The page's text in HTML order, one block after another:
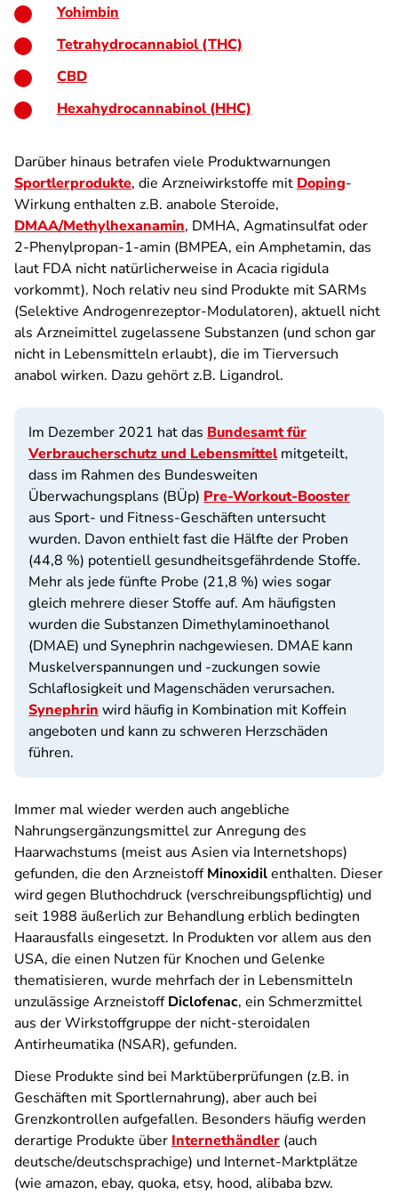
Yohimbin
Tetrahydrocannabiol (THC)
CBD
Hexahydrocannabinol (HHC)
Darüber hinaus betrafen viele Produktwarnungen
Sportlerprodukte, die Arzneiwirkstoffe mit Doping-
Wirkung enthalten z.B. anabole Steroide,
DMAA/Methylhexanamin, DMHA, Agmatinsulfat oder
2-Phenylpropan-1-amin (BMPEA, ein Amphetamin, das
laut FDA nicht natürlicherweise in Acacia rigidula
vorkommt). Noch relativ neu sind Produkte mit SARMs
(Selektive Androgenrezeptor-Modulatoren), aktuell nicht
als Arzneimittel zugelassene Substanzen (und schon gar
nicht in Lebensmitteln erlaubt), die im Tierversuch
anabol wirken. Dazu gehört z.B. Ligandrol.
Im Dezember 2021 hat das Bundesamt für
Verbraucherschutz und Lebensmittelmitgeteilt,
dass im Rahmen des Bundesweiten
Überwachungsplans (BÜp) Pre-Workout-Booster
aus Sport- und Fitness-Geschäften untersucht
wurden. Davon enthielt fast die Hälfte der Proben
(44,8 %) potentiell gesundheitsgefährdende Stoffe.
Mehr als jede fünfte Probe (21,8 %) wies sogar
gleich mehrere dieser Stoffe auf. Am häufigsten
wurden die Substanzen Dimethylaminoethanol
(DMAE) und Synephrin nachgewiesen. DMAE kann
Muskelverspannungen und ‑zuckungen sowie
Schlaflosigkeit und Magenschäden verursachen.
Synephrin wird häufig in Kombination mit Koffein
angeboten und kann zu schweren Herzschäden
führen.
Immer mal wieder werden auch angebliche
Nahrungsergänzungsmittel zur Anregung des
Haarwachstums (meist aus Asien via Internetshops)
gefunden, die den ArzneistoffMinoxidilenthalten. Dieser
wird gegen Bluthochdruck (verschreibungspflichtig) und
seit 1988 äußerlich zur Behandlung erblich bedingten
Haarausfalls eingesetzt. In Produkten vor allem aus den
USA, die einen Nutzen für Knochen und Gelenke
thematisieren, wurde mehrfach der in Lebensmitteln
unzulässige ArzneistoffDiclofenac, ein Schmerzmittel
aus der Wirkstoffgruppe der nicht-steroidalen
Antirheumatika (NSAR), gefunden.
Diese Produkte sind bei Marktüberprüfungen (z.B. in
Geschäften mit Sportlernahrung), aber auch bei
Grenzkontrollen aufgefallen. Besonders häufig werden
derartige Produkte über Internethändler (auch
deutsche/deutschsprachige) und Internet-Marktplätze
(wie amazon, ebay, quoka, etsy, hood, alibaba bzw.